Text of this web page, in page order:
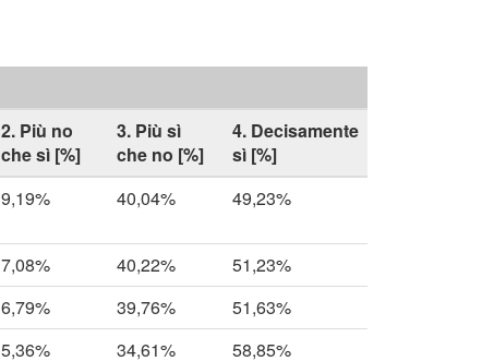
2. Più no
che sì [%]
3. Più sì
che no [%]
4. Decisamente
sì [%]
9,19% 40,04% 49,23%
7,08% 40,22%
51,23%
6,79% 39,76%
51,63%
5,36% 34,61%
58,85%